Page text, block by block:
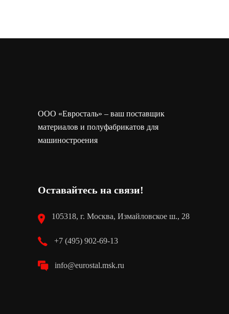
ООО «Евросталь» – ваш поставщик
материалов и полуфабрикатов для
машиностроения
Оставайтесь на связи!
105318, г. Москва, Измайловское ш., 28
+7 (495) 902-69-13
info@eurostal.msk.ru